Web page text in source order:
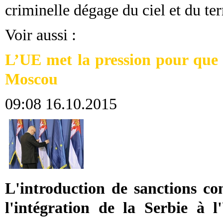
criminelle dégage du ciel et du
Voir aussi :
L’UE met la pression pour
Moscou
09:08 16.10.2015
L'introduction de sanctions
l'intégration de la Serbie à